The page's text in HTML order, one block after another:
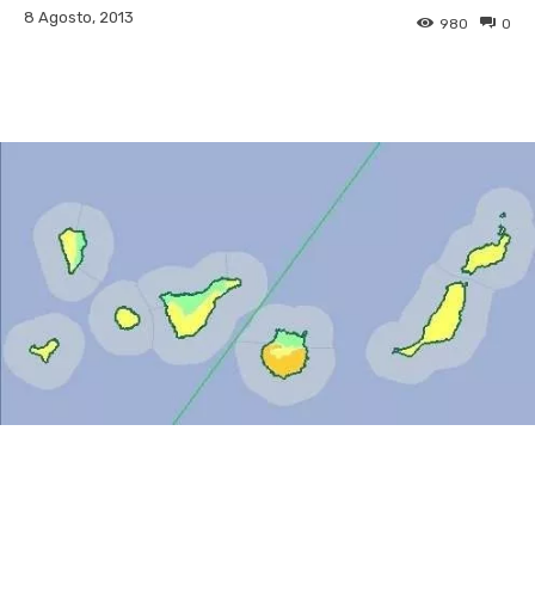
8 Agosto, 2013 0
980